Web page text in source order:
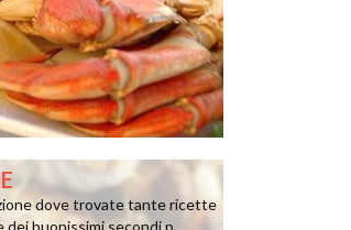
dove trovate tante ricette
dei buonissimi secondi p...